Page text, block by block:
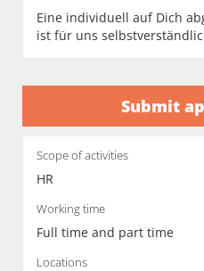
Eine individuell auf Dich
ist für uns
Submit
Scope of activities
HR
Working time
Full time and part time
Locations